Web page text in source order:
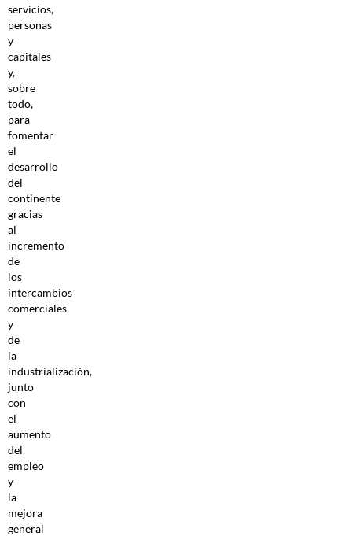
servicios,
personas
y
capitales
y,
sobre
todo,
para
fomentar
el
desarrollo
del
continente
gracias
al
incremento
de
los
intercambios
comerciales
y
de
la
industrialización,
junto
con
el
aumento
del
empleo
y
la
mejora
general